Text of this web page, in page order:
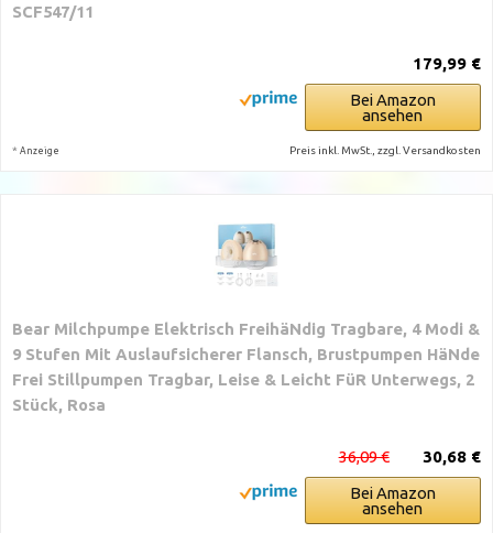
SCF547/11
179,99 €
Bei Amazon
ansehen
* Anzeige Preis inkl. MwSt., zzgl. Versandkosten
Bear Milchpumpe Elektrisch FreihäNdig Tragbare, 4 Modi &
9 Stufen Mit Auslaufsicherer Flansch, Brustpumpen HäNde
Frei Stillpumpen Tragbar, Leise & Leicht FüR Unterwegs, 2
Stück, Rosa
30,68 €
36,09 €
Bei Amazon
ansehen